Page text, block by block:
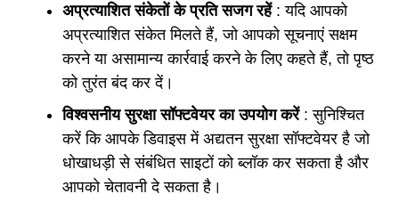
अप्रत्याशित संकेतों के प्रति सजग रहें: यदि आपको
अप्रत्याशित संकेत मिलते हैं, जो आपको सूचनाएं सक्षम
करने या असामान्य कार्रवाई करने के लिए कहते हैं, तो पृष्ठ
को तुरंत बंद कर दें।
विश्वसनीय सुरक्षा सॉफ्टवेयर का उपयोग करें: सुनिश्चित
करें कि आपके डिवाइस में अद्यतन सुरक्षा सॉफ्टवेयर है जो
धोखाधड़ी से संबंधित साइटों को ब्लॉक कर सकता है और
आपको चेतावनी दे सकता है।